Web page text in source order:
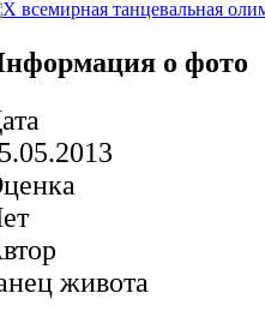
о фото
живота